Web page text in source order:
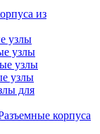
из
узлы
узлы
узлы
узлы
для
корпуса